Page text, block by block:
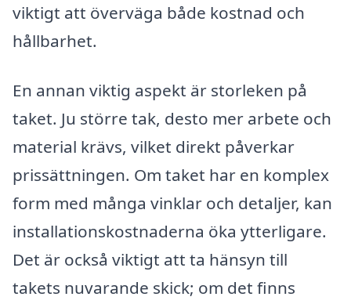
viktigt att överväga både kostnad och
hållbarhet.
En annan viktig aspekt är storleken på
taket. Ju större tak, desto mer arbete och
material krävs, vilket direkt påverkar
prissättningen. Om taket har en komplex
form med många vinklar och detaljer, kan
installationskostnaderna öka ytterligare.
Det är också viktigt att ta hänsyn till
takets nuvarande skick; om det finns